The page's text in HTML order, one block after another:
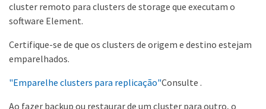
cluster remoto para clusters de storage que executam o
software Element.
Certifique-se de que os clusters de origem e destino estejam
emparelhados.
"Emparelhe clusters para replicação"Consulte .
Ao fazer backup ou restaurar de um cluster para outro, o